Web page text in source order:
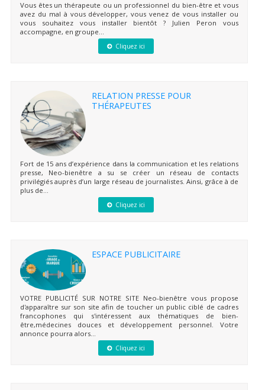
Vous êtes un thérapeute ou un professionnel du bien-être et vous
avez du mal à vous développer, vous venez de vous installer ou
vous souhaitez vous installer bientôt ? Julien Peron vous
accompagne, en groupe...
Cliquez ici
RELATION PRESSE POUR
THÉRAPEUTES
Fort de 15 ans d’expérience dans la communication et les relations
presse, Neo-bienêtre a su se créer un réseau de contacts
privilégiés auprès d’un large réseau de journalistes. Ainsi, grâce à de
plus de...
Cliquez ici
ESPACE PUBLICITAIRE
VOTRE PUBLICITÉ SUR NOTRE SITE Neo-bienêtre vous propose
d'apparaître sur son site afin de toucher un public ciblé de cadres
francophones qui s'intéressent aux thématiques de bien-
être,médecines douces et développement personnel. Votre
annonce pourra alors...
Cliquez ici